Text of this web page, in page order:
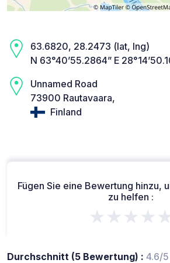
63.6820, 28.2473 (lat, lng)
N 63°40’55.2864” E
Unnamed Road
73900 Rautavaara,
Finland
Fügen Sie eine Bewertung hinzu,
zu helfen :
Durchschnitt (5 Bewertung) : 4.6/5